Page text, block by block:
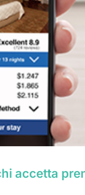
accetta